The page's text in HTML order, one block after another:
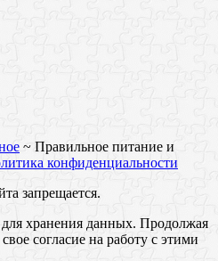
~ Правильное питание и
конфиденциальности
запрещается.
для хранения данных. Продолжая
согласие на работу с этими